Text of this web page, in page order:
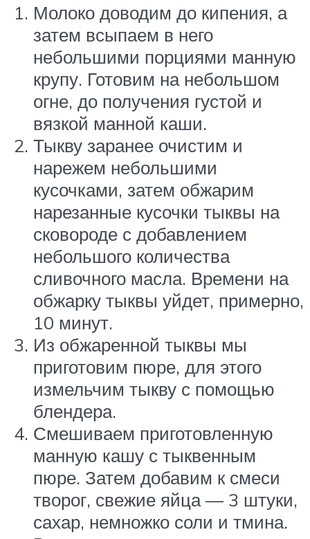
Молоко доводим до кипения, а
затем всыпаем в него
небольшими порциями манную
крупу. Готовим на небольшом
огне, до получения густой и
вязкой манной каши.
Тыкву заранее очистим и
нарежем небольшими
кусочками, затем обжарим
нарезанные кусочки тыквы на
сковороде с добавлением
небольшого количества
сливочного масла. Времени на
обжарку тыквы уйдет, примерно,
10 минут.
Из обжаренной тыквы мы
приготовим пюре, для этого
измельчим тыкву с помощью
блендера.
Смешиваем приготовленную
манную кашу с тыквенным
пюре. Затем добавим к смеси
творог, свежие яйца — 3 штуки,
сахар, немножко соли и тмина.